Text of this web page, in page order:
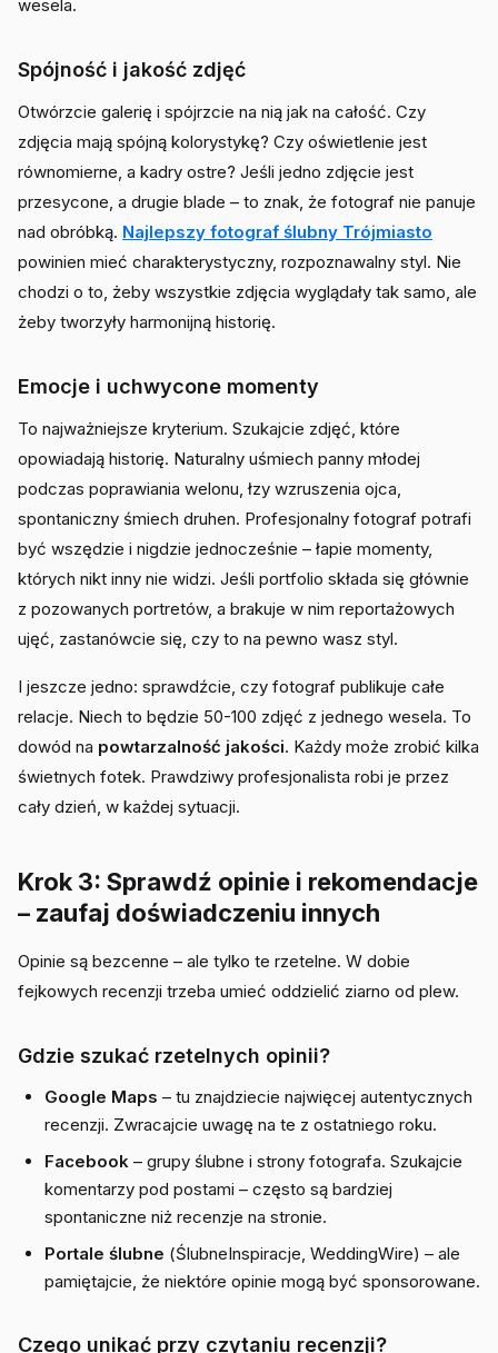
wesela.
Spójność i jakość zdjęć
Otwórzcie galerię i spójrzcie na nią jak na całość. Czy
zdjęcia mają spójną kolorystykę? Czy oświetlenie jest
równomierne, a kadry ostre? Jeśli jedno zdjęcie jest
przesycone, a drugie blade – to znak, że fotograf nie panuje
nad obróbką. Najlepszy fotograf ślubny Trójmiasto
powinien mieć charakterystyczny, rozpoznawalny styl. Nie
chodzi o to, żeby wszystkie zdjęcia wyglądały tak samo, ale
żeby tworzyły harmonijną historię.
Emocje i uchwycone momenty
To najważniejsze kryterium. Szukajcie zdjęć, które
opowiadają historię. Naturalny uśmiech panny młodej
podczas poprawiania welonu, łzy wzruszenia ojca,
spontaniczny śmiech druhen. Profesjonalny fotograf potrafi
być wszędzie i nigdzie jednocześnie – łapie momenty,
których nikt inny nie widzi. Jeśli portfolio składa się głównie
z pozowanych portretów, a brakuje w nim reportażowych
ujęć, zastanówcie się, czy to na pewno wasz styl.
I jeszcze jedno: sprawdźcie, czy fotograf publikuje całe
relacje. Niech to będzie 50-100 zdjęć z jednego wesela. To
dowód na powtarzalność jakości. Każdy może zrobić kilka
świetnych fotek. Prawdziwy profesjonalista robi je przez
cały dzień, w każdej sytuacji.
Krok 3: Sprawdź opinie i rekomendacje
– zaufaj doświadczeniu innych
Opinie są bezcenne – ale tylko te rzetelne. W dobie
fejkowych recenzji trzeba umieć oddzielić ziarno od plew.
Gdzie szukać rzetelnych opinii?
Google Maps – tu znajdziecie najwięcej autentycznych
recenzji. Zwracajcie uwagę na te z ostatniego roku.
Facebook – grupy ślubne i strony fotografa. Szukajcie
komentarzy pod postami – często są bardziej
spontaniczne niż recenzje na stronie.
Portale ślubne (ŚlubneInspiracje, WeddingWire) – ale
pamiętajcie, że niektóre opinie mogą być sponsorowane.
Czego unikać przy czytaniu recenzji?